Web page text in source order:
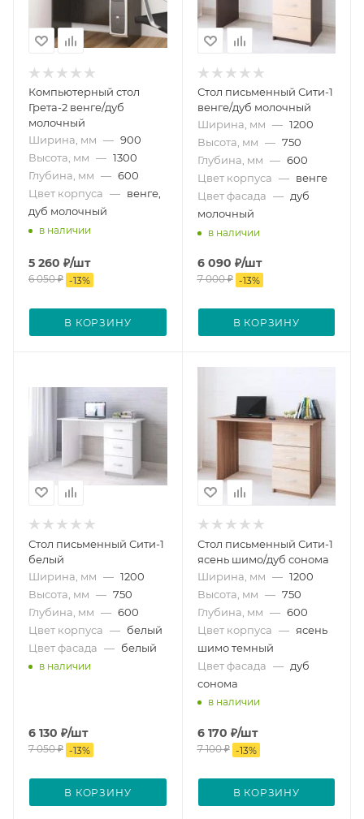
Компьютерный стол
Грета-2 венге/дуб
молочный
Ширина, мм — 900
Высота, мм — 1300
Глубина, мм — 600
Цвет корпуса — венге,
дуб молочный
в наличии
5 260 ₽/шт
6 050₽ -13%
В КОРЗИНУ
Стол письменный Сити-1
венге/дуб молочный
Ширина, мм — 1200
Высота, мм — 750
Глубина, мм — 600
Цвет корпуса — венге
Цвет фасада — дуб
молочный
в наличии
6 090 ₽/шт
7 000₽ -13%
В КОРЗИНУ
Стол письменный Сити-1
белый
Ширина, мм — 1200
Высота, мм — 750
Глубина, мм — 600
Цвет корпуса — белый
Цвет фасада — белый
в наличии
6 130 ₽/шт
7 050₽ -13%
В КОРЗИНУ
Стол письменный Сити-1
ясень шимо/дуб сонома
Ширина, мм — 1200
Высота, мм — 750
Глубина, мм — 600
Цвет корпуса — ясень
шимо темный
Цвет фасада — дуб
сонома
в наличии
6 170 ₽/шт
7 100₽ -13%
В КОРЗИНУ